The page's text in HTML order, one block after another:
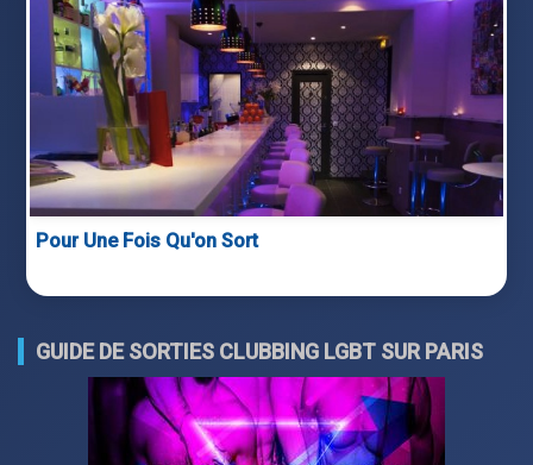
Pour Une Fois Qu'on Sort
GUIDE DE SORTIES CLUBBING LGBT SUR PARIS